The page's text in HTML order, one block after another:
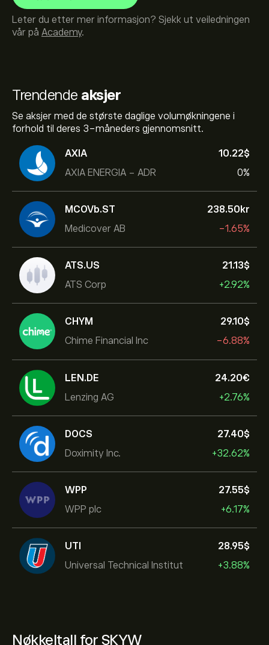
Trendende aksjer
Se aksjer med de største daglige volumøkningene i
forhold til deres 3-måneders gjennomsnitt.
AXIA
AXIA ENERGIA - ADR
10.22‎$‎
0%
MCOVb.ST
Medicover AB
238.50‎kr‎
-1.65%
ATS.US
ATS Corp
21.13‎$‎
+2.92%
CHYM
Chime Financial Inc
29.10‎$‎
-6.88%
LEN.DE
Lenzing AG
24.20‎€‎
+2.76%
DOCS
Doximity Inc.
27.40‎$‎
+32.62%
WPP
WPP plc
27.55‎$‎
+6.17%
UTI
Universal Technical Institut
28.95‎$‎
+3.88%
Nøkkeltall for SKYW
Leter du etter mer informasjon? Sjekk ut veiledningen
vår på Academy.